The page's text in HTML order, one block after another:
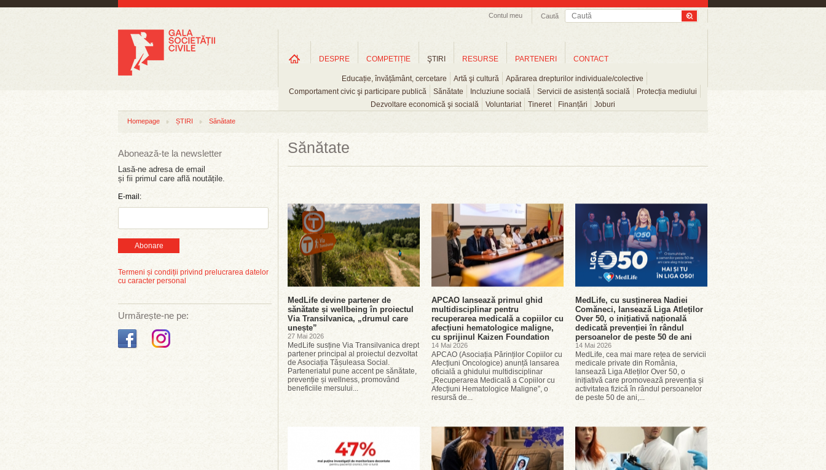
Caută
Contul meu
DESPRE COMPETIȚIE ŞTIRI
Educație, învățământ, cercetare Artă şi cultură
Apărarea drepturilor individuale/colective
Comportament civic şi participare publică
Sănătate Incluziune socială Servicii de asistență socială
Protecția mediului
Dezvoltare economică şi socială
Voluntariat Tineret Finanțări Joburi
RESURSE PARTENERI CONTACT
Homepage ȘTIRI Sănătate
Abonează-te la newsletter
Lasă-ne adresa de email
și fii primul care află noutățile.
E-mail:
Abonare
Termeni și condiții privind prelucrarea datelor
cu caracter personal
Urmărește-ne pe:
Sănătate
MedLife devine partener de
sănătate și wellbeing în proiectul
Via Transilvanica, „drumul care
unește”
27 Mai 2026
MedLife susține Via Transilvanica drept
partener principal al proiectul dezvoltat
de Asociația Tășuleasa Social.
Parteneriatul pune accent pe sănătate,
prevenție și wellness, promovând
beneficiile mersului...
APCAO lansează primul ghid
multidisciplinar pentru
recuperarea medicală a copiilor cu
afecțiuni hematologice maligne,
cu sprijinul Kaizen Foundation
14 Mai 2026
APCAO (Asociația Părinților Copiilor cu
Afecțiuni Oncologice) anunță lansarea
oficială a ghidului multidisciplinar
„Recuperarea Medicală a Copiilor cu
Afecțiuni Hematologice Maligne”, o
resursă de...
MedLife, cu susținerea Nadiei
Comăneci, lansează Liga Atleților
Over 50, o inițiativă națională
dedicată prevenției în rândul
persoanelor de peste 50 de ani
14 Mai 2026
MedLife, cea mai mare rețea de servicii
medicale private din România,
lansează Liga Atleților Over 50, o
inițiativă care promovează prevenția și
activitatea fizică în rândul persoanelor
de peste 50 de ani,...